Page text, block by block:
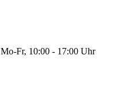
Mo-Fr, 10:00 - 17:00 Uhr